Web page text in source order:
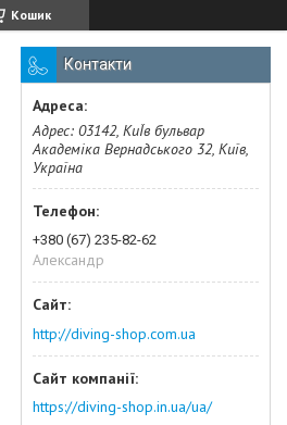
Кошик
Контакти
Адрес: 03142, КиЇв бульвар
Академіка Вернадського 32, Київ,
Україна
+380 (67) 235-82-62
Александр
http://diving-shop.com.ua
https://diving-shop.in.ua/ua/